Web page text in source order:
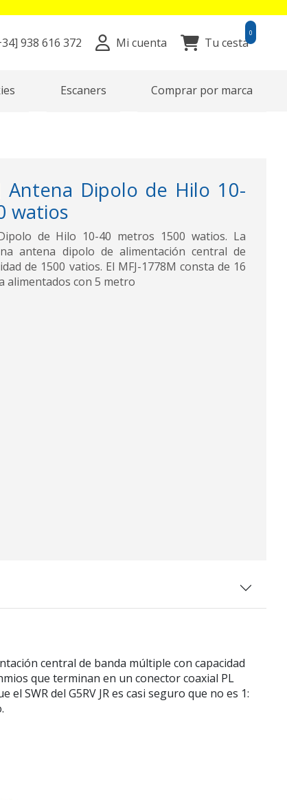
938 616 372 Mi cuenta Tu cesta
0
Escaners Comprar por marca
Antena Dipolo de Hilo 10-
watios
de Hilo 10-40 metros 1500 watios. La
antena dipolo de alimentación central de
de 1500 vatios. El MFJ-1778M consta de 16
alimentados con 5 metro
central de banda múltiple con capacidad
que terminan en un conector coaxial PL
SWR del G5RV JR es casi seguro que no es 1: